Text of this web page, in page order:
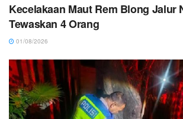
Kecelakaan Maut Rem Blong Jalur
Tewaskan 4 Orang
01/08/2026